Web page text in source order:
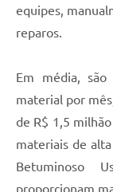
equipes,
reparos.
Em média,
material por
de R$ 1,5
materiais de
Betuminoso
proporcionam